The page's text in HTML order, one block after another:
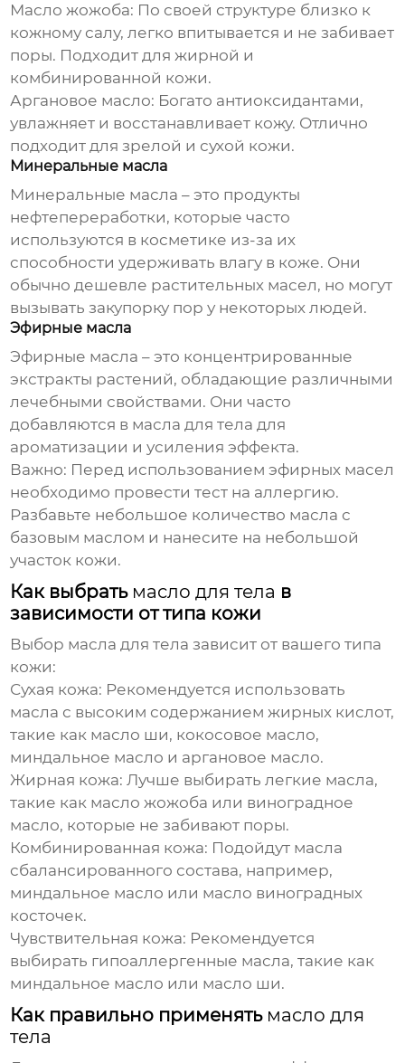
Масло жожоба: По своей структуре близко к
кожному салу, легко впитывается и не забивает
поры. Подходит для жирной и
комбинированной кожи.
Аргановое масло: Богато антиоксидантами,
увлажняет и восстанавливает кожу. Отлично
подходит для зрелой и сухой кожи.
Минеральные масла
Минеральные масла – это продукты
нефтепереработки, которые часто
используются в косметике из-за их
способности удерживать влагу в коже. Они
обычно дешевле растительных масел, но могут
вызывать закупорку пор у некоторых людей.
Эфирные масла
Эфирные масла – это концентрированные
экстракты растений, обладающие различными
лечебными свойствами. Они часто
добавляются в масла для тела для
ароматизации и усиления эффекта.
Важно: Перед использованием эфирных масел
необходимо провести тест на аллергию.
Разбавьте небольшое количество масла с
базовым маслом и нанесите на небольшой
участок кожи.
Как выбрать масло для тела в
зависимости от типа кожи
Выбор масла для тела зависит от вашего типа
кожи:
Сухая кожа: Рекомендуется использовать
масла с высоким содержанием жирных кислот,
такие как масло ши, кокосовое масло,
миндальное масло и аргановое масло.
Жирная кожа: Лучше выбирать легкие масла,
такие как масло жожоба или виноградное
масло, которые не забивают поры.
Комбинированная кожа: Подойдут масла
сбалансированного состава, например,
миндальное масло или масло виноградных
косточек.
Чувствительная кожа: Рекомендуется
выбирать гипоаллергенные масла, такие как
миндальное масло или масло ши.
Как правильно применять масло для
тела